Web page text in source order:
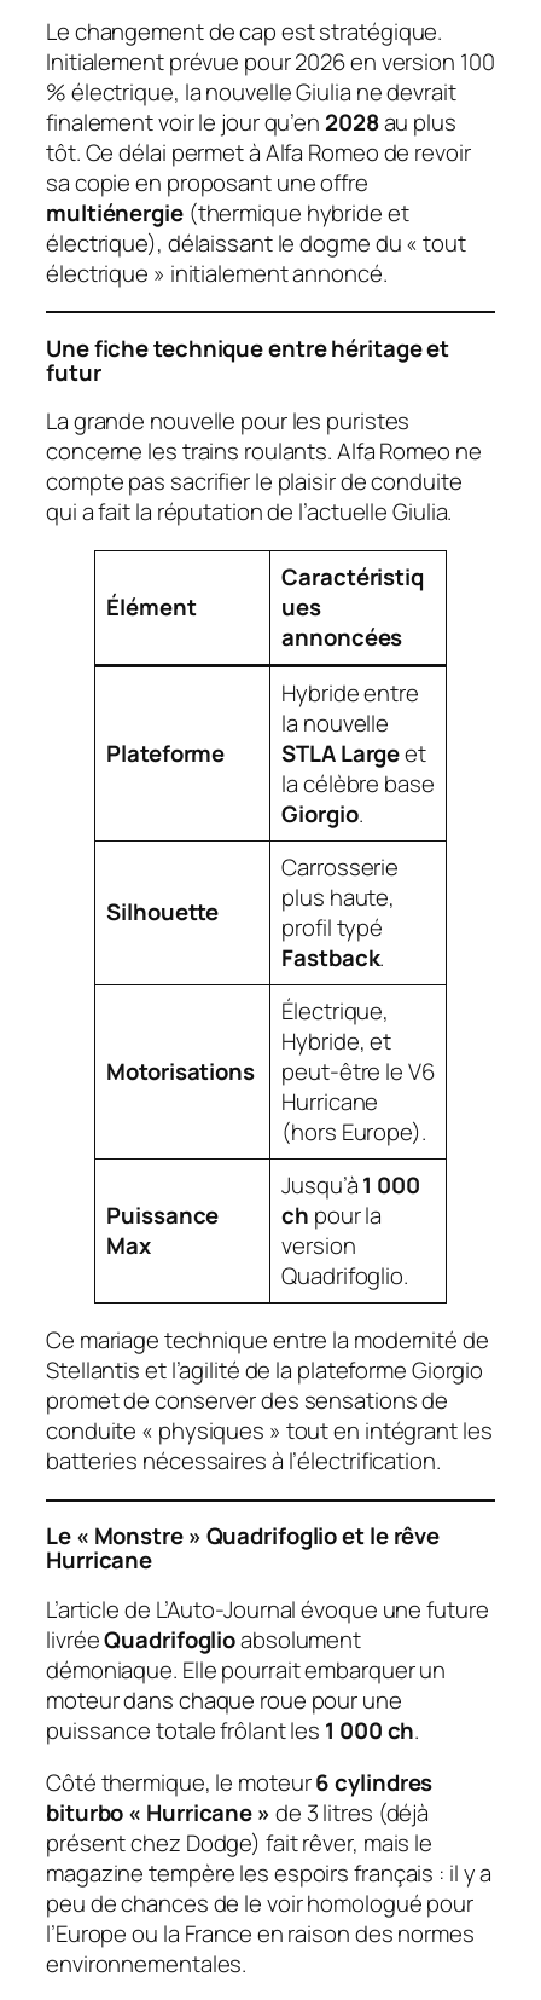
Le changement de cap est stratégique.
Initialement prévue pour 2026 en version 100
% électrique, la nouvelle Giulia ne devrait
finalement voir le jour qu’en 2028au plus
tôt. Ce délai permet à Alfa Romeo de revoir
sa copie en proposant une offre
multiénergie(thermique hybride et
électrique), délaissant le dogme du « tout
électrique » initialement annoncé.
Une fiche technique entre héritage et
futur
La grande nouvelle pour les puristes
concerne les trains roulants. Alfa Romeo ne
compte pas sacrifier le plaisir de conduite
qui a fait la réputation de l’actuelle Giulia.
Élément
Caractéristiq
ues
annoncées
Plateforme
Hybride entre
la nouvelle
STLA Largeet
la célèbre base
Giorgio.
Silhouette
Carrosserie
plus haute,
profil typé
Fastback.
Motorisations
Électrique,
Hybride, et
peut-être le V6
Hurricane
(hors Europe).
Puissance
Max
Jusqu’à1 000
ch pour la
version
Quadrifoglio.
Ce mariage technique entre la modernité de
Stellantis et l’agilité de la plateforme Giorgio
promet de conserver des sensations de
conduite « physiques » tout en intégrant les
batteries nécessaires à l’électrification.
Le « Monstre » Quadrifoglio et le rêve
Hurricane
L’article de L’Auto-Journalévoque une future
livréeQuadrifoglioabsolument
démoniaque. Elle pourrait embarquer un
moteur dans chaque roue pour une
puissance totale frôlant les 1 000 ch.
Côté thermique, le moteur6 cylindres
biturbo « Hurricane » de 3 litres (déjà
présent chez Dodge) fait rêver, mais le
magazine tempère les espoirs français : il y a
peu de chances de le voir homologué pour
l’Europe ou la France en raison des normes
environnementales.